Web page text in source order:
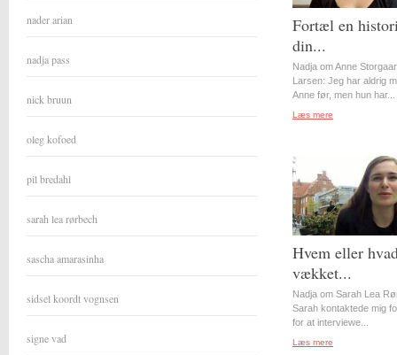
nader arian
nadja pass
nick bruun
oleg kofoed
pil bredahl
sarah lea rørbech
sascha amarasinha
sidsel koordt vognsen
signe vad
Fortæl en
din...
Nadja om Anne
Larsen: Jeg har aldrig
Anne før, men hun har...
Læs mere
Hvem eller
vækket...
Nadja om Sarah Lea
Sarah kontaktede mig
for at interviewe...
Læs mere